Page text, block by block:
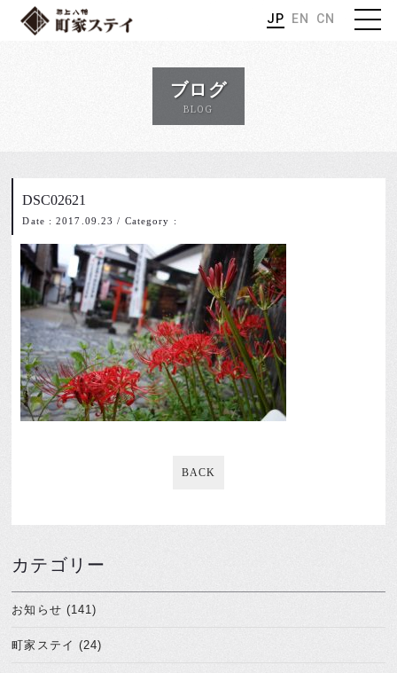
JP EN CN
ブログ
BLOG
DSC02621
Date : 2017.09.23 / Category :
BACK
カテゴリー
お知らせ (141)
町家ステイ (24)